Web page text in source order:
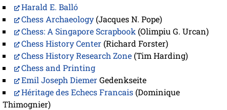
Harald E. Balló
Chess Archaeology(Jacques N. Pope)
Chess: A Singapore Scrapbook (Olimpiu G. Urcan)
Chess History Center(Richard Forster)
Chess History Research Zone(Tim Harding)
Chess and Printing
Emil Joseph DiemerGedenkseite
Héritage des Echecs Francais(Dominique
Thimognier)